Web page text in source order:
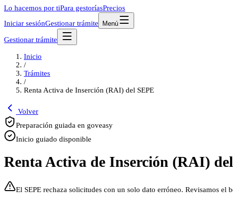
Lo hacemos por tiPara gestoríasPrecios
Iniciar sesiónGestionar trámite Menú
Gestionar trámite
Inicio
/
Trámites
/
Renta Activa de Inserción (RAI) del SEPE
Volver
Preparación guiada en goveasy
Inicio guiado disponible
Renta Activa de Inserción (RAI)
El SEPE rechaza solicitudes con un solo dato erróneo. Revisamos el